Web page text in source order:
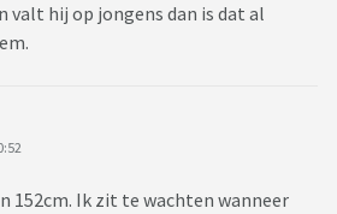
valt hij op jongens dan is dat al
152cm. Ik zit te wachten wanneer